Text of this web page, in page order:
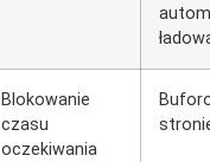
Blokowanie
czasu
oczekiwania